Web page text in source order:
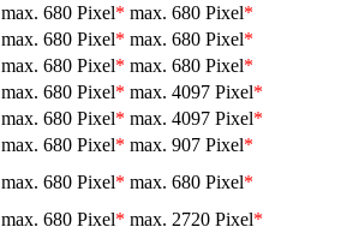
max. 680 Pixel* max. 680 Pixel*
max. 680 Pixel* max. 680 Pixel*
max. 680 Pixel* max. 680 Pixel*
max. 680 Pixel* max. 4097 Pixel*
max. 680 Pixel* max. 4097 Pixel*
max. 680 Pixel* max. 907 Pixel*
max. 680 Pixel* max. 680 Pixel*
max. 680 Pixel* max. 2720 Pixel*